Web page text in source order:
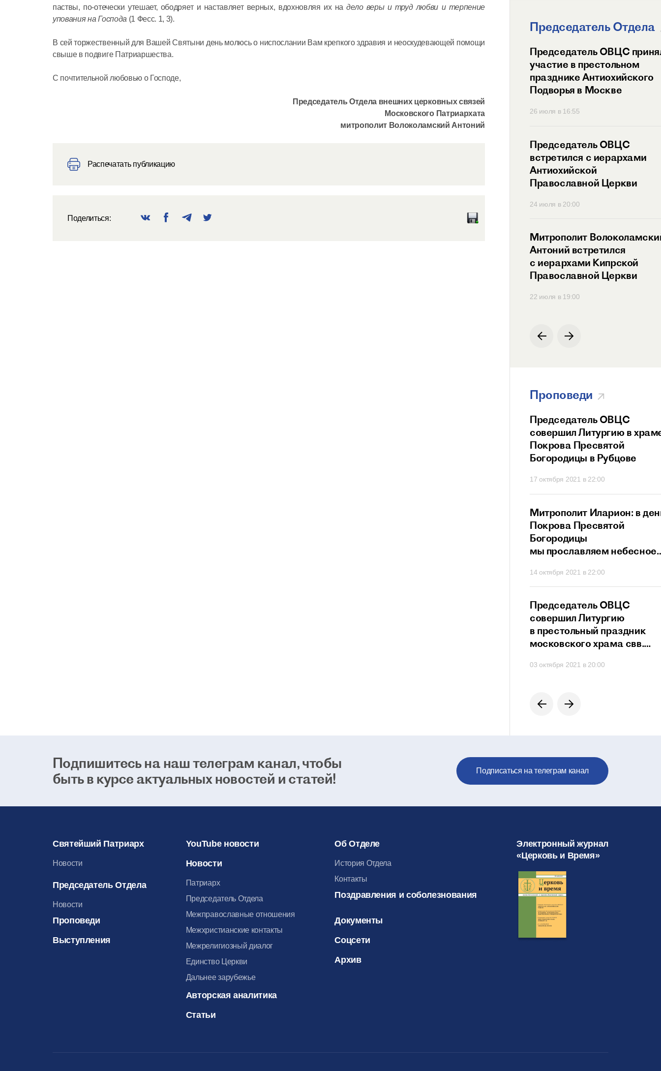
паствы, по-отечески утешает, ободряет и наставляет верных, вдохновляя их надело веры и труд любви и терпение
упования на Господа (1 Фесс. 1, 3).
В сей торжественный для Вашей Святыни день молюсь о ниспослании Вам крепкого здравия и неоскудевающей помощи
свыше в подвиге Патриаршества.
С почтительной любовью о Господе,
Председатель Отдела внешних церковных связей
Московского Патриархата
митрополит Волоколамский Антоний
Распечатать публикацию
Поделиться:
Председатель Отдела
Сербской Православной
Церкви
12 июля в 14:45
Председатель ОВЦС
участие в престольном
празднике Антиохийского
Подворья в Москве
26 июля в 16:55
Председатель ОВЦС
встретился с иерархами
Антиохийской
Православной Церкви
24 июля в 20:00
Митрополит
Антоний встретился
с иерархами Кипрской
Православной Церкви
22 июля в 19:00
Проповеди
Председатель ОВЦС
совершил Литургию в
Покрова Пресвятой
Богородицы в Рубцове
17 октября 2021 в 22:00
Митрополит Иларион: в
Покрова Пресвятой
Богородицы
мы прославляем небесное
Божией
14 октября 2021 в 22:00
Председатель ОВЦС
совершил Литургию
в престольный праздник
московского храма свв.
и Феодора
03 октября 2021 в 20:00
Подпишитесь на наш телеграм канал, чтобы
быть в курсе актуальных новостей и статей!
Подписаться на телеграм канал
Святейший Патриарх
Новости
Председатель Отдела
Новости
Проповеди
Выступления
YouTube новости
Новости
Патриарх
Председатель Отдела
Межправославные отношения
Межхристианские контакты
Межрелигиозный диалог
Единство Церкви
Дальнее зарубежье
Авторская аналитика
Статьи
Об Отделе
История Отдела
Контакты
Поздравления и соболезнования
Документы
Соцсети
Архив
Электронный журнал
«Церковь и Время»